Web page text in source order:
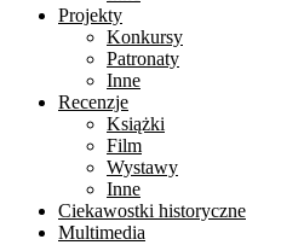
Projekty
Konkursy
Patronaty
Inne
Recenzje
Książki
Film
Wystawy
Inne
Ciekawostki historyczne
Multimedia